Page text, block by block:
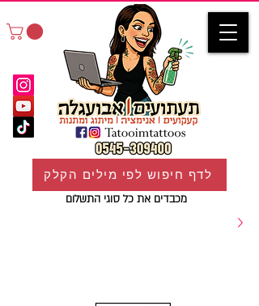
מכבדים את כל סוגי התשלום
לדף חיפוש לפי מילים הקלק